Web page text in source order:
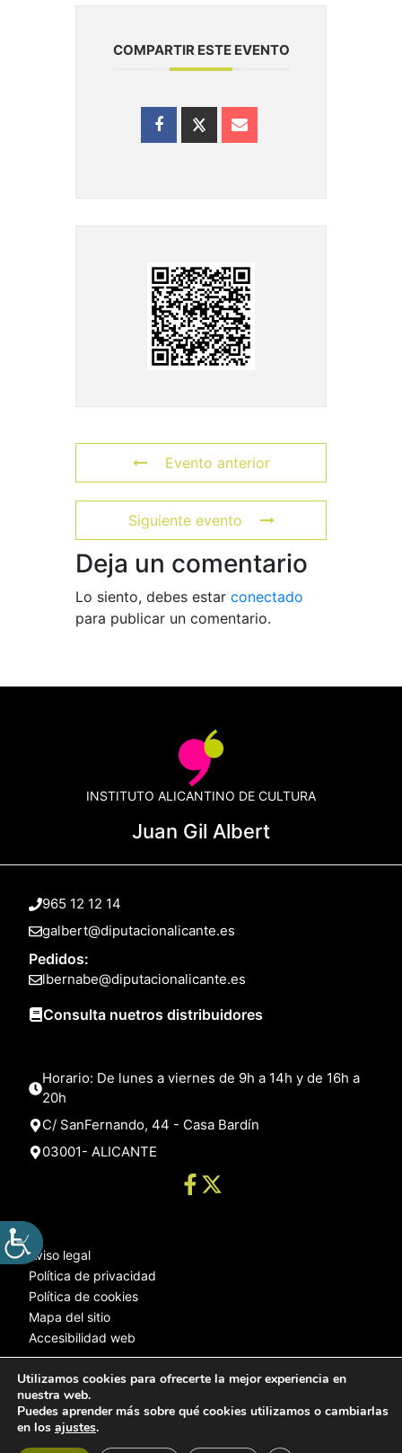
COMPARTIR ESTE EVENTO
Evento anterior
Siguiente evento
Deja un comentario
Lo siento, debes estar conectado
para publicar un comentario.
INSTITUTO ALICANTINO DE CULTURA
Juan Gil Albert
965 12 12 14
galbert@diputacionalicante.es
Pedidos:
lbernabe@diputacionalicante.es
Consulta nuetros distribuidores
Horario: De lunes a viernes de 9h a 14h y de 16h a
20h
C/ SanFernando, 44 - Casa Bardín
03001- ALICANTE
Aviso legal
Política de privacidad
Política de cookies
Mapa del sitio
Accesibilidad web
© 2025 Web desarrollada por el Servicio de Informática de Diputación
Utilizamos cookies para ofrecerte la mejor experiencia en
nuestra web.
Puedes aprender más sobre qué cookies utilizamos o cambiarlas
en los ajustes.